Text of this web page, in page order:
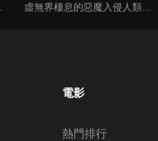
虛無界棲息的惡魔入侵人類所居住的物質界，能將惡魔驅趕的驅魔師便應運而生。奧村燐及雙胞胎弟弟雪男即是由身為驅魔師的養父獅郎所撫養長大，一日，獅郎為了保全受到惡魔群起圍攻的燐而命喪黃泉，燐方才得知自己繼承了魔神撒旦的血脈！不願向命運低頭的燐，為報殺父之仇，下定決心要成為最強的驅魔師！
電影
熱門排行